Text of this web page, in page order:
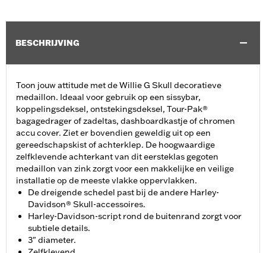
BESCHRIJVING
Toon jouw attitude met de Willie G Skull decoratieve
medaillon. Ideaal voor gebruik op een sissybar,
koppelingsdeksel, ontstekingsdeksel, Tour-Pak®
bagagedrager of zadeltas, dashboardkastje of chromen
accu cover. Ziet er bovendien geweldig uit op een
gereedschapskist of achterklep. De hoogwaardige
zelfklevende achterkant van dit eersteklas gegoten
medaillon van zink zorgt voor een makkelijke en veilige
installatie op de meeste vlakke oppervlakken.
De dreigende schedel past bij de andere Harley-
Davidson® Skull-accessoires.
Harley-Davidson-script rond de buitenrand zorgt voor
subtiele details.
3" diameter.